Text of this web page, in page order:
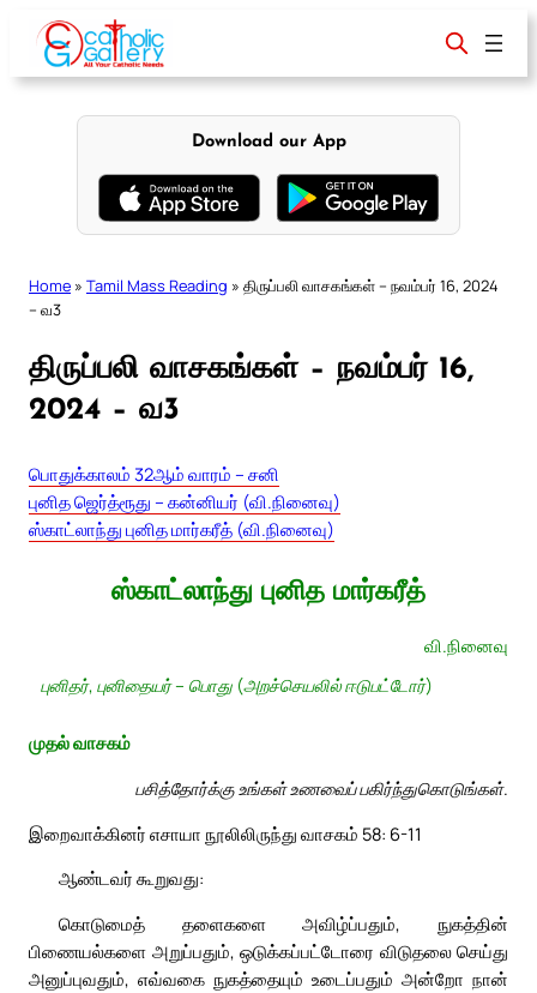
content
Download our App
Home » Tamil Mass Reading » திருப்பலி வாசகங்கள் – நவம்பர் 16, 2024
– வ3
திருப்பலி வாசகங்கள் – நவம்பர் 16,
2024 – வ3
பொதுக்காலம் 32ஆம் வாரம் – சனி
புனித ஜெர்த்ரூது – கன்னியர் (வி.நினைவு)
ஸ்காட்லாந்து புனித மார்கரீத் (வி.நினைவு)
ஸ்காட்லாந்து புனித மார்கரீத்
வி.நினைவு
புனிதர், புனிதையர் – பொது (அறச்செயலில் ஈடுபட்டோர்)
முதல் வாசகம்
பசித்தோர்க்கு உங்கள் உணவைப் பகிர்ந்துகொடுங்கள்.
இறைவாக்கினர் எசாயா நூலிலிருந்து வாசகம் 58: 6-11
ஆண்டவர் கூறுவது:
கொடுமைத் தளைகளை அவிழ்ப்பதும், நுகத்தின்
பிணையல்களை அறுப்பதும், ஒடுக்கப்பட்டோரை விடுதலை செய்து
அனுப்புவதும், எவ்வகை நுகத்தையும் உடைப்பதும் அன்றோ நான்